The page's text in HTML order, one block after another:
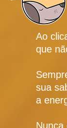
Ao
que
sua
a
Nunca